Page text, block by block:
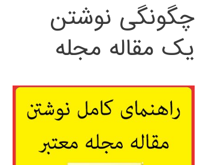
چگونگی نوشتن
یک مقاله مجله